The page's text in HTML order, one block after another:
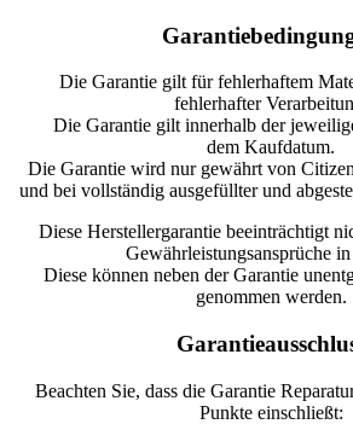
Die Garantie gilt für fehlerhaftem
fehlerhafter
Die Garantie gilt innerhalb der
dem Kaufdatum.
Die Garantie wird nur gewährt von
und bei vollständig ausgefüllter und
Diese Herstellergarantie beeinträchtigt
Gewährleistungsansprüche
Diese können neben der Garantie
genommen werden.
Beachten Sie, dass die Garantie
Punkte einschließt: